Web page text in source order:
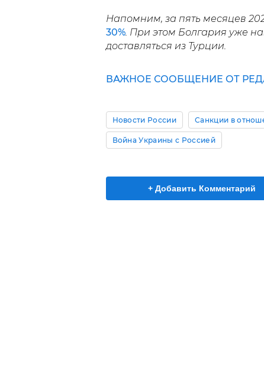
Напомним, за пять месяцев
30%. При этом Болгария уже
доставляться из Турции.
ВАЖНОЕ СООБЩЕНИЕ ОТ
Новости России Санкции в
Война Украины с Россией
+ Добавить Комментарий